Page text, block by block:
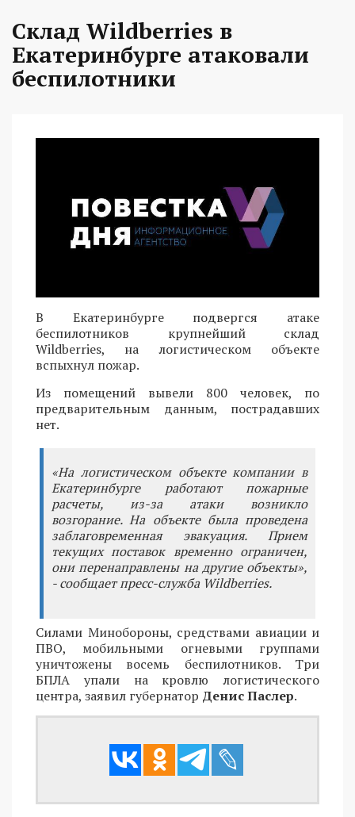
Склад Wildberries в
Екатеринбурге атаковали
беспилотники
В Екатеринбурге подвергся атаке
беспилотников крупнейший склад
Wildberries, на логистическом объекте
вспыхнул пожар.
Из помещений вывели 800 человек, по
предварительным данным, пострадавших
нет.
«На логистическом объекте компании в
Екатеринбурге работают пожарные
расчеты, из-за атаки возникло
возгорание. На объекте была проведена
заблаговременная эвакуация. Прием
текущих поставок временно ограничен,
они перенаправлены на другие объекты»,
- сообщает пресс-служба Wildberries.
Силами Минобороны, средствами авиации и
ПВО, мобильными огневыми группами
уничтожены восемь беспилотников. Три
БПЛА упали на кровлю логистического
центра, заявил губернатор Денис Паслер.